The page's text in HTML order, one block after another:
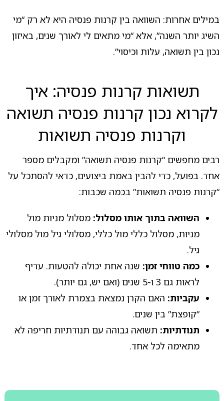
במילים אחרות: השוואה בין קרנות פנסיה היא לא רק “מי
השיג יותר השנה”, אלא “מי מתאים לי לאורך שנים, באיזון
נכון בין תשואה, עלות וכיסוי”.
תשואות קרנות פנסיה: איך
לקרוא נכון קרנות פנסיה תשואה
וקרנות פנסיה תשואות
רבים מחפשים “קרנות פנסיה תשואה” ומקבלים מספר
אחד. בפועל, כדי להבין באמת ביצועים, כדאי להסתכל על
“קרנות פנסיה תשואות” בכמה שכבות:
השוואה בתוך אותו מסלול: מסלול מניות מול
מניות, מסלול כללי מול כללי, מסלולי גיל מול מסלולי
גיל.
כמה טווחי זמן: שנה אחת יכולה להטעות. עדיף
לראות גם 3 ו-5 שנים (ואם יש, גם יותר).
עקביות: האם הקרן נמצאת בצמרת לאורך זמן או
“קופצת” בין שנים.
תנודתיות: תשואה גבוהה עם תנודתיות חריפה לא
מתאימה לכל אחד.